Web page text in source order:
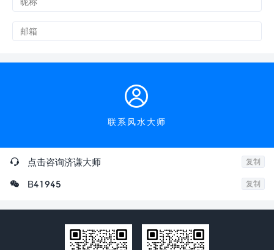

联系风水大师
 点击咨询济谦大师 复制
 B41945 复制